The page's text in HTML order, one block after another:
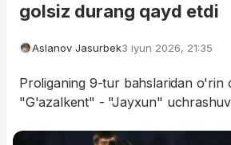
golsiz durang qayd etdi
Aslanov Jasurbek3 iyun 2026, 21:35
Proliganing 9-tur bahslaridan o'rin
"G'azalkent" - "Jayxun"